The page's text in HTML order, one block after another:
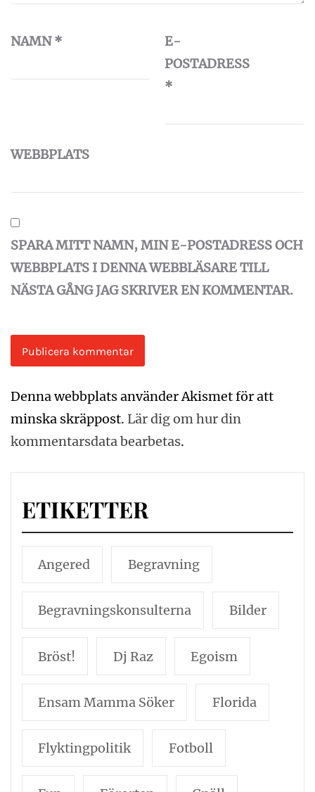
NAMN*
E-
POSTADRESS
*
WEBBPLATS
SPARA MITT NAMN, MIN E-POSTADRESS OCH
WEBBPLATS I DENNA WEBBLÄSARE TILL
NÄSTA GÅNG JAG SKRIVER EN KOMMENTAR.
Denna webbplats använder Akismet för att
minska skräppost. Lär dig om hur din
kommentarsdata bearbetas.
ETIKETTER
Angered Begravning
Begravningskonsulterna Bilder
Bröst! Dj Raz Egoism
Ensam Mamma Söker Florida
Flyktingpolitik Fotboll